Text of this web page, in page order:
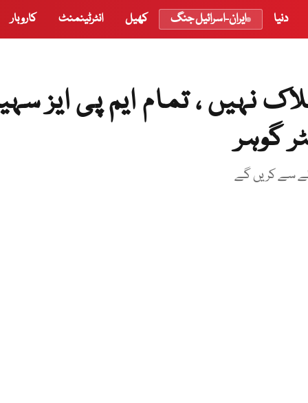
دنیا ایران-اسرائیل جنگ کھیل انٹرٹینمنٹ کاروبار
نہیں ، تمام ایم پی ایز
گوہر
سے کریں گے